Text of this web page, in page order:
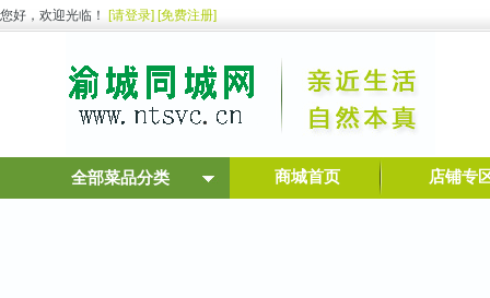
您好，欢迎光临！ [请登录] [免费注册]
全部菜品分类 商城首页 店铺专